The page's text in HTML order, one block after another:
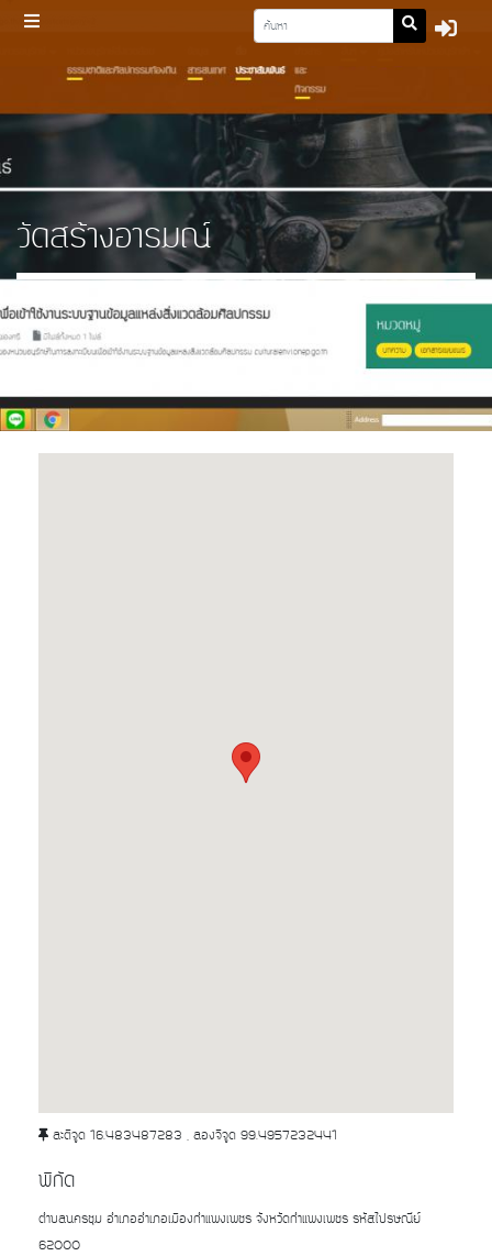
วัดสร้างอารมณ์
ละติจูด 16.483487283 , ลองจิจูด 99.4957232441
พิกัด
ตำบลนครชุม อำเภออำเภอเมืองกำแพงเพชร จังหวัดกำแพงเพชร รหัสไปรษณีย์
62000